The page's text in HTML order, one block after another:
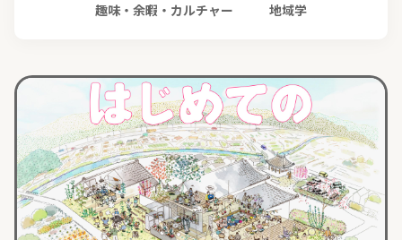
趣味・余暇・カルチャー 地域学